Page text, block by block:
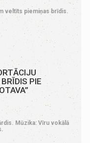
veltīts piemiņas brīdis.
PIE
Mūzika: Vīru vokālā